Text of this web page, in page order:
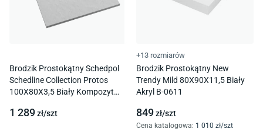
Brodzik Prostokątny Schedpol
Schedline Collection Protos
100X80X3,5 Biały Kompozyt
1 289zł/szt
+13 rozmiarów
Brodzik Prostokątny New
Trendy Mild 80X90X11,5 Biały
Akryl B-0611
849zł/szt
Cena katalogowa: 1 010 zł/szt